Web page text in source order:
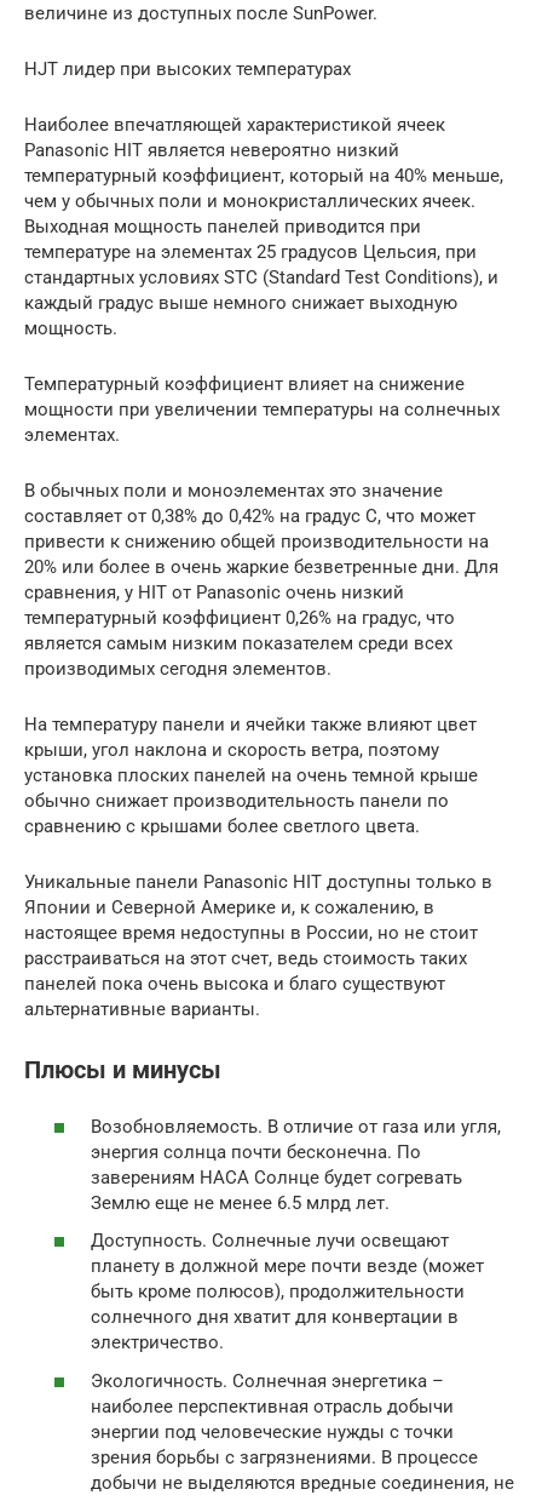
величине из доступных после SunPower.
HJT лидер при высоких температурах
Наиболее впечатляющей характеристикой ячеек
Panasonic HIT является невероятно низкий
температурный коэффициент, который на 40% меньше,
чем у обычных поли и монокристаллических ячеек.
Выходная мощность панелей приводится при
температуре на элементах 25 градусов Цельсия, при
стандартных условиях STC (Standard Test Conditions), и
каждый градус выше немного снижает выходную
мощность.
Температурный коэффициент влияет на снижение
мощности при увеличении температуры на солнечных
элементах.
В обычных поли и моноэлементах это значение
составляет от 0,38% до 0,42% на градус C, что может
привести к снижению общей производительности на
20% или более в очень жаркие безветренные дни. Для
сравнения, у HIT от Panasonic очень низкий
температурный коэффициент 0,26% на градус, что
является самым низким показателем среди всех
производимых сегодня элементов.
На температуру панели и ячейки также влияют цвет
крыши, угол наклона и скорость ветра, поэтому
установка плоских панелей на очень темной крыше
обычно снижает производительность панели по
сравнению с крышами более светлого цвета.
Уникальные панели Panasonic HIT доступны только в
Японии и Северной Америке и, к сожалению, в
настоящее время недоступны в России, но не стоит
расстраиваться на этот счет, ведь стоимость таких
панелей пока очень высока и благо существуют
альтернативные варианты.
Плюсы и минусы
Возобновляемость. В отличие от газа или угля,
энергия солнца почти бесконечна. По
заверениям НАСА Солнце будет согревать
Землю еще не менее 6.5 млрд лет.
Доступность. Солнечные лучи освещают
планету в должной мере почти везде (может
быть кроме полюсов), продолжительности
солнечного дня хватит для конвертации в
электричество.
Экологичность. Солнечная энергетика –
наиболее перспективная отрасль добычи
энергии под человеческие нужды с точки
зрения борьбы с загрязнениями. В процессе
добычи не выделяются вредные соединения, не